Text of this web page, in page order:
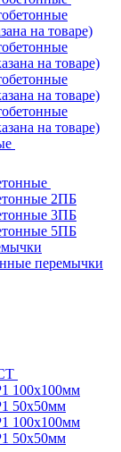
на товаре)
на товаре)
на товаре)
на товаре)
2ПБ
3ПБ
5ПБ
перемычки
100x100мм
50x50мм
100x100мм
50x50мм